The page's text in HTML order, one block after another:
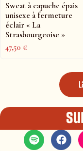
Sweat à capuche épais
unisexe à fermeture
éclair « La
Strasbourgeoise »
47,50€